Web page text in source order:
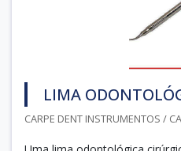
LIMA
CARPE DENT INSTRUMENTOS /